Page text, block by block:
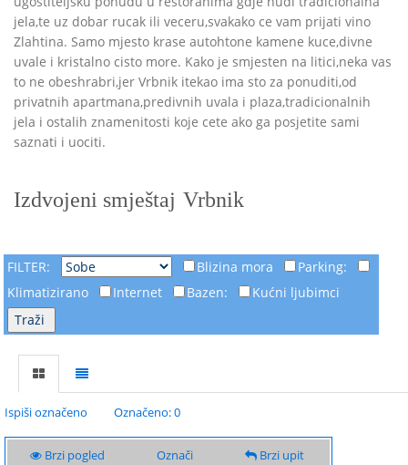
jela,te uz dobar rucak ili veceru,svakako ce vam prijati vino
Zlahtina. Samo mjesto krase autohtone kamene kuce,divne
uvale i kristalno cisto more. Kako je smjesten na litici,neka vas
to ne obeshrabri,jer Vrbnik itekao ima sto za ponuditi,od
privatnih apartmana,predivnih uvala i plaza,tradicionalnih
jela i ostalih znamenitosti koje cete ako ga posjetite sami
saznati i uociti.
Izdvojeni smještaj Vrbnik
FILTER: Blizina mora
Parking:
Klimatizirano
Internet Bazen: Kućni ljubimci
Ispiši označeno Označeno: 0
Brzi pogled Označi Brzi upit